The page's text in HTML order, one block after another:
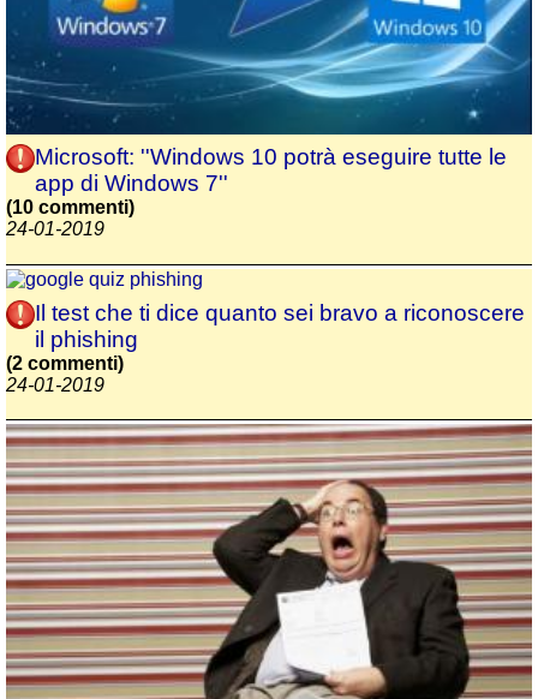
Microsoft: ''Windows 10 potrà eseguire tutte le
app di Windows 7''
(10 commenti)
24-01-2019
Il test che ti dice quanto sei bravo a riconoscere
il phishing
(2 commenti)
24-01-2019